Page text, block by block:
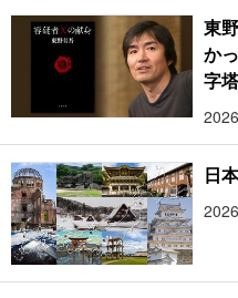
東
か
字
日